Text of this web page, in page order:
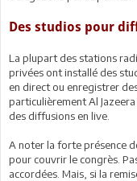
Des studios pour
La plupart des stations
privées ont installé des
en direct ou enregistrer
particulièrement Al
des diffusions en live.
A noter la forte présence
pour couvrir le congrès.
accordées. Mais, si la